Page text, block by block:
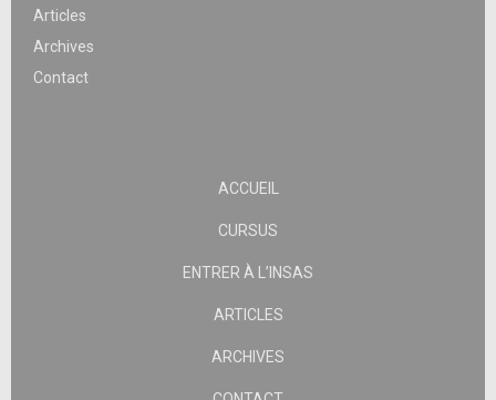
Articles
Archives
Contact
ACCUEIL
CURSUS
ENTRER À L’INSAS
ARTICLES
ARCHIVES